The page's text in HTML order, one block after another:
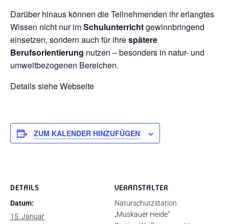
Darüber hinaus können die Teilnehmenden ihr erlangtes
Wissen nicht nur imSchulunterrichtgewinnbringend
einsetzen, sondern auch für ihrespätere
Berufsorientierung nutzen – besonders in natur- und
umweltbezogenen Bereichen.
Details siehe Webseite
ZUM KALENDER HINZUFÜGEN
DETAILS
Datum:
15. Januar
VERANSTALTER
Naturschutzstation
„Muskauer Heide“